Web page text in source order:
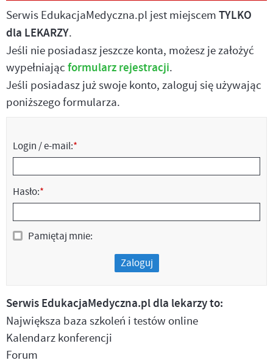
Serwis EdukacjaMedyczna.pl jest miejscem TYLKO
dla LEKARZY.
Jeśli nie posiadasz jeszcze konta, możesz je założyć
wypełniając formularz rejestracji.
Jeśli posiadasz już swoje konto, zaloguj się używając
poniższego formularza.
Login / e-mail:*
Hasło:*
Pamiętaj mnie:
Zaloguj
Serwis EdukacjaMedyczna.pl dla lekarzy to:
Największa baza szkoleń i testów online
Kalendarz konferencji
Forum